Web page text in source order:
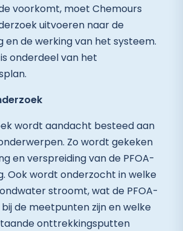
voorkomt, moet Chemours
uitvoeren naar de
en de werking van het systeem.
onderdeel van het
wordt aandacht besteed aan
Zo wordt gekeken
en verspreiding van de PFOA-
Ook wordt onderzocht in welke
stroomt, wat de PFOA-
de meetpunten zijn en welke
onttrekkingsputten